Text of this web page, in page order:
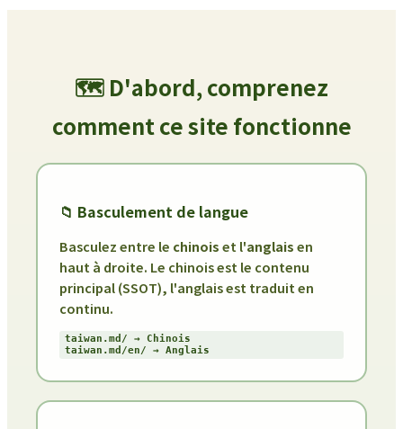
🗺️ D'abord, comprenez
comment ce site fonctionne
📁 Basculement de langue
Basculez entre le chinoiset l'anglaisen
haut à droite. Le chinois est le contenu
principal (SSOT), l'anglais est traduit en
continu.
taiwan.md/ → Chinois
taiwan.md/en/ → Anglais